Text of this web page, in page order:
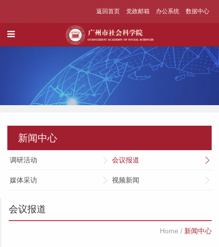
返回首页 党政邮箱 办公系统 数据中心
新闻中心
调研活动 会议报道
媒体采访 视频新闻
会议报道
Home / 新闻中心